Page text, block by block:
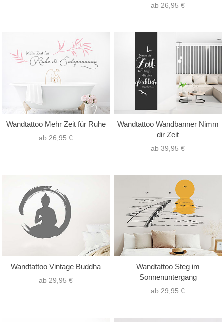
ab 26,95 €
Wandtattoo Mehr Zeit für Ruhe
ab 26,95 €
Wandtattoo Wandbanner Nimm
dir Zeit
ab 39,95 €
Wandtattoo Vintage Buddha
ab 29,95 €
Wandtattoo Steg im
Sonnenuntergang
ab 29,95 €